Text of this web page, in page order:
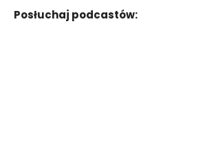
Posłuchaj podcastów: